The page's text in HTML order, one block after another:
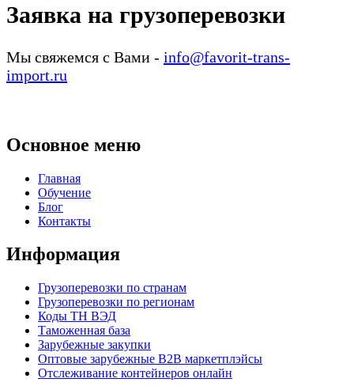
Заявка на грузоперевозки
Мы свяжемся с Вами - info@favorit-trans-
import.ru
Основное меню
Главная
Обучение
Блог
Контакты
Информация
Грузоперевозки по странам
Грузоперевозки по регионам
Коды ТН ВЭД
Таможенная база
Зарубежные закупки
Оптовые зарубежные B2B маркетплэйсы
Отслеживание контейнеров онлайн